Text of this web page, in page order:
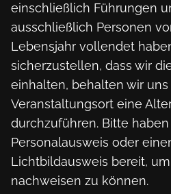
einschließlich Führungen
ausschließlich Personen
Lebensjahr vollendet
sicherzustellen, dass wir
einhalten, behalten wir uns
Veranstaltungsort eine
durchzuführen. Bitte haben
Personalausweis oder
Lichtbildausweis bereit,
nachweisen zu können.